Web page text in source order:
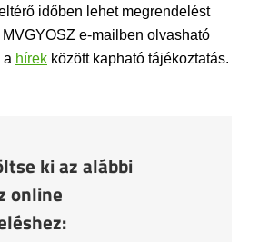
időben lehet megrendelést
MVGYOSZ e-mailben olvasható
a hírek között kapható tájékoztatás.
ki az alábbi
online